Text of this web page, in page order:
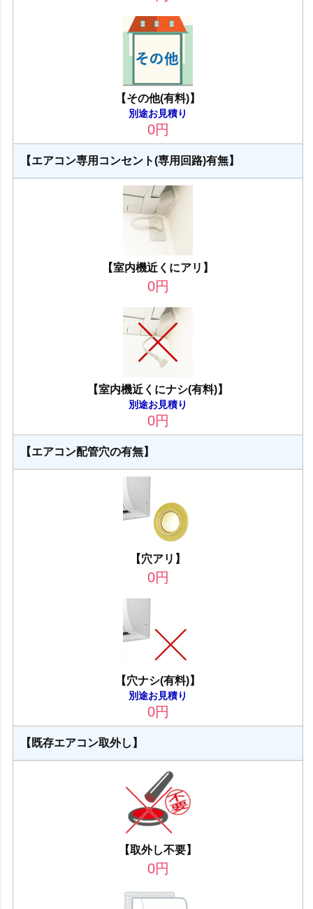
【その他(有料)】
別途お見積り
0円
【エアコン専用コンセント(専用回路)有無】
【室内機近くにアリ】
0円
【室内機近くにナシ(有料)】
別途お見積り
0円
【エアコン配管穴の有無】
【穴アリ】
0円
【穴ナシ(有料)】
別途お見積り
0円
【既存エアコン取外し】
【取外し不要】
0円